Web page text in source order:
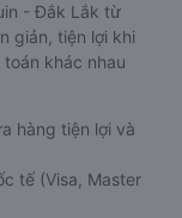
- Đắk Lắk từ
giản, tiện lợi khi
khác nhau
hàng tiện lợi và
tế (Visa, Master